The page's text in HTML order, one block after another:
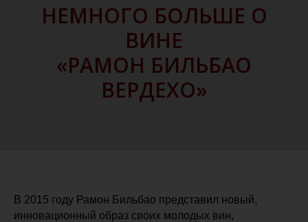
НЕМНОГО БОЛЬШЕ О
ВИНЕ
«РАМОН БИЛЬБАО
ВЕРДЕХО»
В 2015 году Рамон Бильбао представил новый,
инновационный образ своих молодых вин,